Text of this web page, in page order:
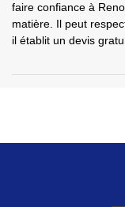
faire confiance à
matière. Il peut
il établit un devis